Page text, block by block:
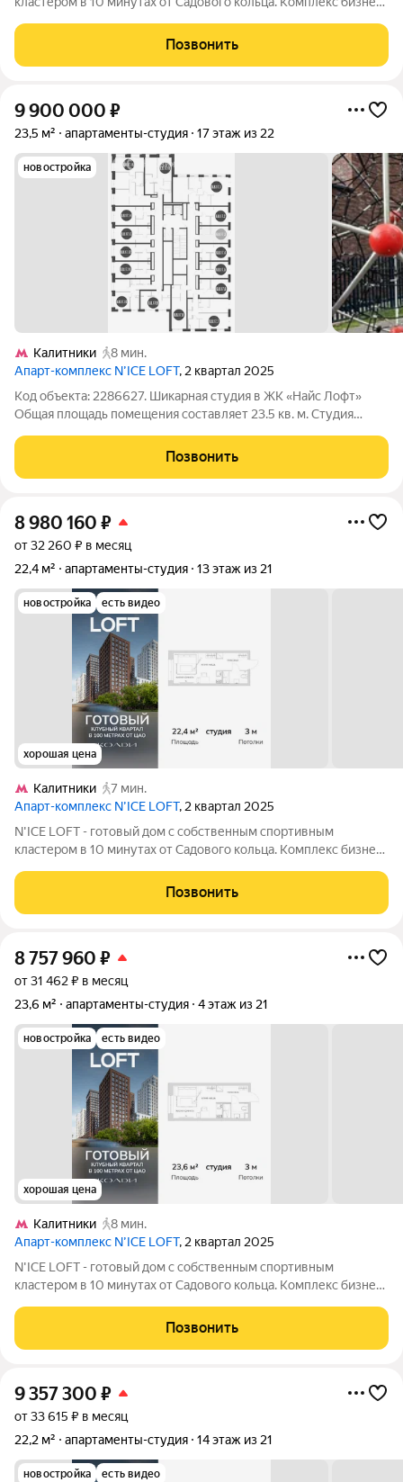
компания КОЛДИ, представляет собой знаковое жилое
пространство, на территории которого
Позвонить
9 900 000 ₽
23,5 м² апартаменты-студия 17 этаж из 22
новостройка
Калитники
8 мин.
Апарт-комплекс N’ICE LOFT, 2 квартал 2025
Код объекта: 2286627. Шикарная студия в ЖК «Найс Лофт»
Общая площадь помещения составляет 23.5 кв. м. Студия
метра, что придает квартире ощущение простора и света. До
станции метро
Позвонить
8 980 160 ₽
от 32 260 ₽ в месяц
22,4 м²
апартаменты-студия 13 этаж из 21
новостройка есть видео
хорошая цена
Калитники
7 мин.
Апарт-комплекс N’ICE LOFT, 2 квартал 2025
N'ICE LOFT - готовый дом с собственным спортивным
кластером в 10 минутах от Садового кольца. Комплекс бизнес-
компания КОЛДИ, представляет собой знаковое жилое
пространство, на территории которого
Позвонить
8 757 960 ₽
от 31 462 ₽ в месяц
23,6 м²
апартаменты-студия 4 этаж из 21
новостройка есть видео
хорошая цена
Калитники
8 мин.
Апарт-комплекс N’ICE LOFT, 2 квартал 2025
N'ICE LOFT - готовый дом с собственным спортивным
кластером в 10 минутах от Садового кольца. Комплекс бизнес-
компания КОЛДИ, представляет собой знаковое жилое
пространство, на территории которого
Позвонить
9 357 300 ₽
от 33 615 ₽ в месяц
22,2 м²
апартаменты-студия 14 этаж из 21
новостройка есть видео